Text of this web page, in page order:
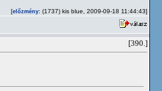
[előzmény: (1737) kis blue, 2009-09-18 11:44:43]
[390.]